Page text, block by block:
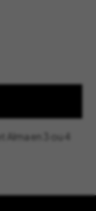
Alma en 3 ou 4